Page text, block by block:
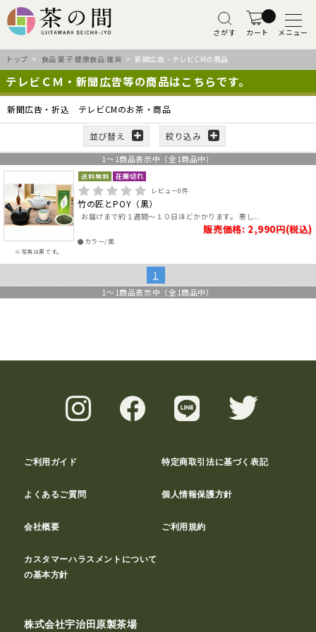
さがす カート メニュー
トップ > 食品 菓子 健康食品 雑貨 > 新聞広告・テレビCMの商品
テレビＣＭ・新聞広告等の商品はこちらです。
新聞広告・折込 テレビCMのお茶・商品
並び替え 絞り込み
1 ～ 1商品表示中（全 1商品中）
※写真は黒です。
レビュー0件
竹の匠とPOY（黒）
お届けまで約１週間～１０日ほどかかります。 悪し..
販売価格: 2,990円(税込)
●カラー/黒
1
1 ～ 1商品表示中（全 1商品中）
ご利用ガイド 特定商取引法に基づく表記
よくあるご質問 個人情報保護方針
会社概要 ご利用規約
カスタマーハラスメントについて
の基本方針
株式会社宇治田原製茶場